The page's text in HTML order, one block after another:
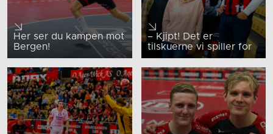
Her ser du kampen mot
Bergen!
– Kjipt! Det er
tilskuerne vi spiller for